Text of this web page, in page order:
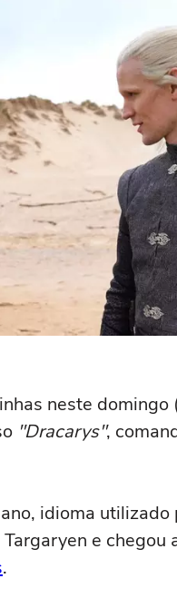
neste domingo
"Dracarys",
idioma
e chegou
.